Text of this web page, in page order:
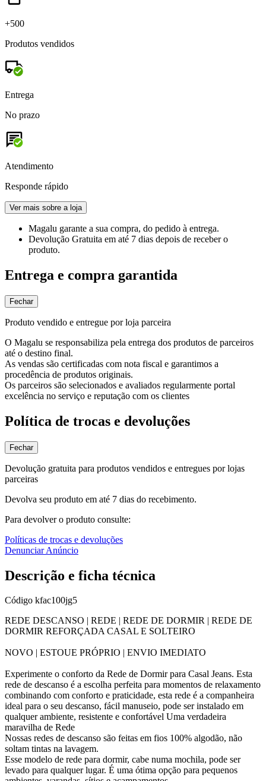
+500
Produtos vendidos
Entrega
No prazo
Atendimento
Responde rápido
Ver mais sobre a loja
Magalu garante a sua compra, do pedido à entrega.
Devolução Gratuita em até 7 dias depois de receber o
produto.
Entrega e compra garantida
Fechar
Produto vendido e entregue por loja parceira
O Magalu se responsabiliza pela entrega dos produtos de parceiros
até o destino final.
As vendas são certificadas com nota fiscal e garantimos a
procedência de produtos originais.
Os parceiros são selecionados e avaliados regularmente portal
excelência no serviço e reputação com os clientes
Política de trocas e devoluções
Fechar
Devolução gratuita para produtos vendidos e entregues por lojas
parceiras
Devolva seu produto em até 7 dias do recebimento.
Para devolver o produto consulte:
Políticas de trocas e devoluções
Denunciar Anúncio
Descrição e ficha técnica
Código kfac100jg5
REDE DESCANSO | REDE | REDE DE DORMIR | REDE DE
DORMIR REFORÇADA CASAL E SOLTEIRO
NOVO | ESTOUE PRÓPRIO | ENVIO IMEDIATO
Experimente o conforto da Rede de Dormir para Casal Jeans. Esta
rede de descanso é a escolha perfeita para momentos de relaxamento
combinando com conforto e praticidade, esta rede é a companheira
ideal para o seu descanso, fácil manuseio, pode ser instalado em
qualquer ambiente, resistente e confortável Uma verdadeira
maravilha de Rede
Nossas redes de descanso são feitas em fios 100% algodão, não
soltam tintas na lavagem.
Esse modelo de rede para dormir, cabe numa mochila, pode ser
levado para qualquer lugar. É uma ótima opção para pequenos